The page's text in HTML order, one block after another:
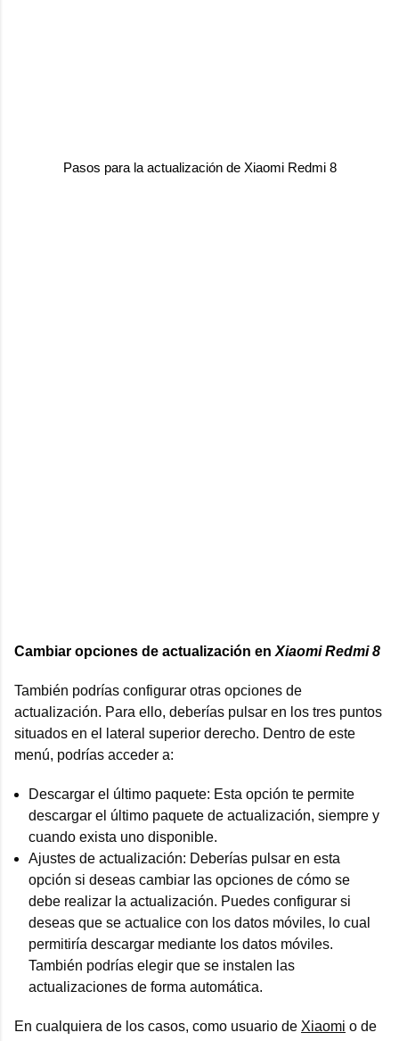
Pasos para la actualización de Xiaomi Redmi 8
Cambiar opciones de actualización en Xiaomi Redmi 8
También podrías configurar otras opciones de
actualización. Para ello, deberías pulsar en los tres puntos
situados en el lateral superior derecho. Dentro de este
menú, podrías acceder a:
Descargar el último paquete: Esta opción te permite
descargar el último paquete de actualización, siempre y
cuando exista uno disponible.
Ajustes de actualización: Deberías pulsar en esta
opción si deseas cambiar las opciones de cómo se
debe realizar la actualización. Puedes configurar si
deseas que se actualice con los datos móviles, lo cual
permitiría descargar mediante los datos móviles.
También podrías elegir que se instalen las
actualizaciones de forma automática.
En cualquiera de los casos, como usuario de Xiaomi o de